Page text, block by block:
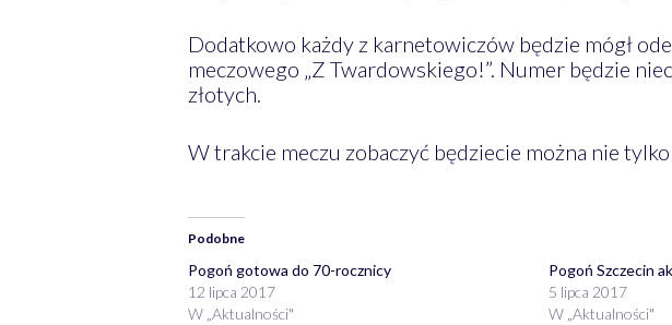
Dodatkowo każdy z karnetowiczów będzie mógł
meczowego „Z Twardowskiego!”. Numer będzie
złotych.
W trakcie meczu zobaczyć będziecie można nie
Podobne
Pogoń gotowa do 70-rocznicy
12 lipca 2017
W „Aktualności"
Pogoń Szczecin
5 lipca 2017
W „Aktualności"